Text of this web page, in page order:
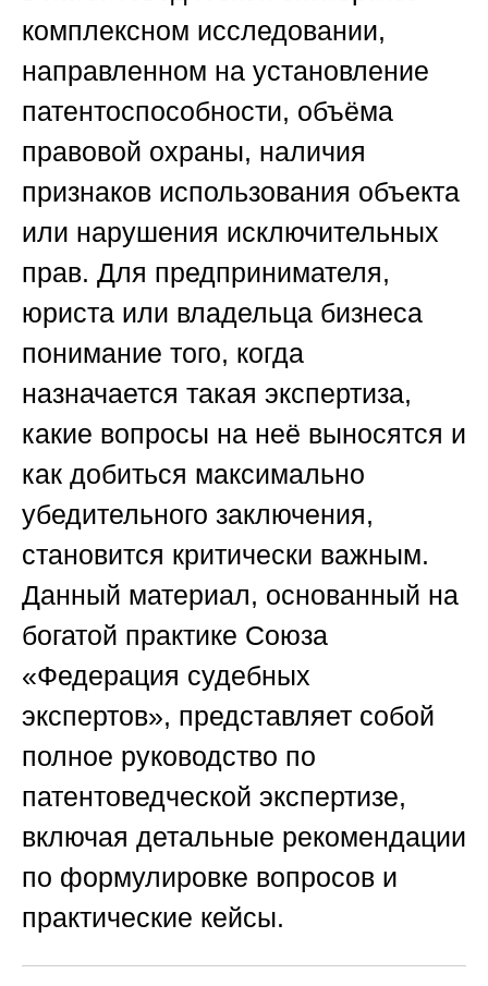
комплексном исследовании,
направленном на установление
патентоспособности, объёма
правовой охраны, наличия
признаков использования объекта
или нарушения исключительных
прав. Для предпринимателя,
юриста или владельца бизнеса
понимание того, когда
назначается такая экспертиза,
какие вопросы на неё выносятся и
как добиться максимально
убедительного заключения,
становится критически важным.
Данный материал, основанный на
богатой практике Союза
«Федерация судебных
экспертов», представляет собой
полное руководство по
патентоведческой экспертизе,
включая детальные рекомендации
по формулировке вопросов и
практические кейсы.